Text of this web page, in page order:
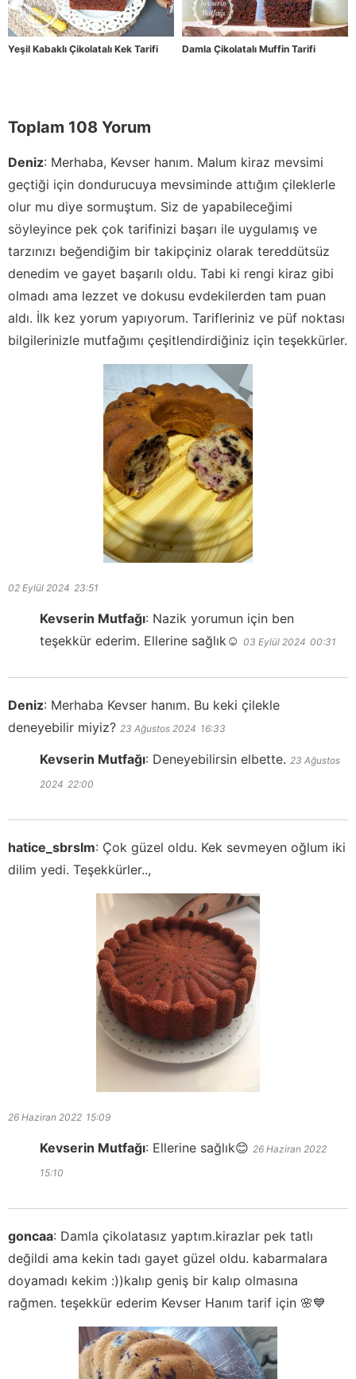
Yeşil Kabaklı Çikolatalı Kek Tarifi Damla Çikolatalı Muffin Tarifi
Toplam 108 Yorum
Deniz: Merhaba, Kevser hanım. Malum kiraz mevsimi
geçtiği için dondurucuya mevsiminde attığım çileklerle
olur mu diye sormuştum. Siz de yapabileceğimi
söyleyince pek çok tarifinizi başarı ile uygulamış ve
tarzınızı beğendiğim bir takipçiniz olarak tereddütsüz
denedim ve gayet başarılı oldu. Tabi ki rengi kiraz gibi
olmadı ama lezzet ve dokusu evdekilerden tam puan
aldı. İlk kez yorum yapıyorum. Tarifleriniz ve püf noktası
bilgilerinizle mutfağımı çeşitlendirdiğiniz için teşekkürler.
02 Eylül 2024 23:51
Kevserin Mutfağı: Nazik yorumun için ben
teşekkür ederim. Ellerine sağlık☺️ 03 Eylül 2024 00:31
Deniz: Merhaba Kevser hanım. Bu keki çilekle
deneyebilir miyiz? 23 Ağustos 2024 16:33
Kevserin Mutfağı: Deneyebilirsin elbette. 23 Ağustos
2024 22:00
hatice_sbrslm: Çok güzel oldu. Kek sevmeyen oğlum iki
dilim yedi. Teşekkürler..,
26 Haziran 2022 15:09
Kevserin Mutfağı: Ellerine sağlık😊 26 Haziran 2022
15:10
goncaa: Damla çikolatasız yaptım.kirazlar pek tatlı
değildi ama kekin tadı gayet güzel oldu. kabarmalara
doyamadı kekim :))kalıp geniş bir kalıp olmasına
rağmen. teşekkür ederim Kevser Hanım tarif için 🌸💙